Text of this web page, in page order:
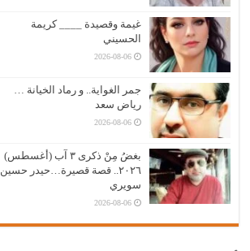
غيمة وقصيدة ____ كريمة
الحسيني
2026-08-06
جمر الغواية.. و رماد الخيانة …
رياض سعد
2026-08-06
بغضُ مِنْ ذكرى ٣ آب (أغسطس)
٢٠٢٦.. قصة قصيرة…حيدر حسين
سويري
2026-08-06